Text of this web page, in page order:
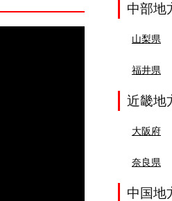
中部地
山梨県
福井県
近畿地
大阪府
奈良県
中国地